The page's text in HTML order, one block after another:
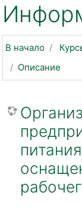
В начало
Описание